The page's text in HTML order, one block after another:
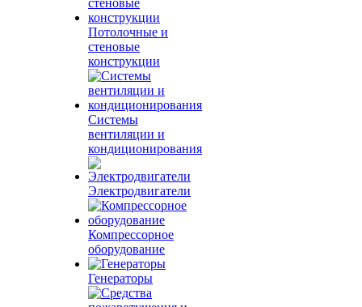
Потолочные и
стеновые
конструкции
Системы
вентиляции и
кондиционирования
Электродвигатели
Компрессорное
оборудование
Генераторы